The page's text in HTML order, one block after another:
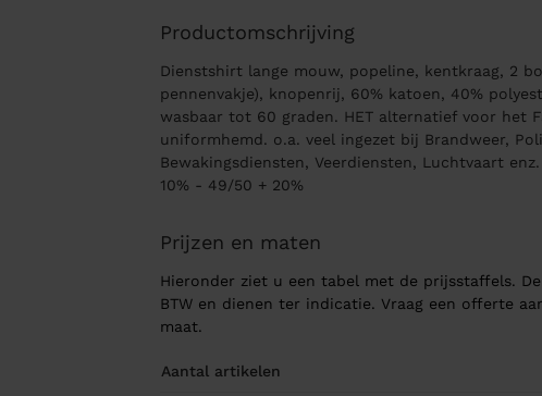
Productomschrijving
Dienstshirt lange mouw, popeline, kentkraag, 2
pennenvakje), knopenrij, 60% katoen, 40%
wasbaar tot 60 graden. HET alternatief voor het
uniformhemd. o.a. veel ingezet bij Brandweer,
Bewakingsdiensten, Veerdiensten, Luchtvaart
10% - 49/50 + 20%
Prijzen en maten
Hieronder ziet u een tabel met de prijsstaffels.
BTW en dienen ter indicatie. Vraag een offerte
maat.
Aantal artikelen